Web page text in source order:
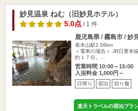
妙見温泉 ねむ（旧妙見ホテル）
5.0点/ 1 件
鹿児島県 / 霧島市 / 妙
表木山駅2.08km
＜電車の場合＞ JR日豊本
約１７分。…
営業時間 10:00～15:00
入浴料金 1,000円～
日帰り 宿泊 切り傷
楽天トラベルの宿泊プラ